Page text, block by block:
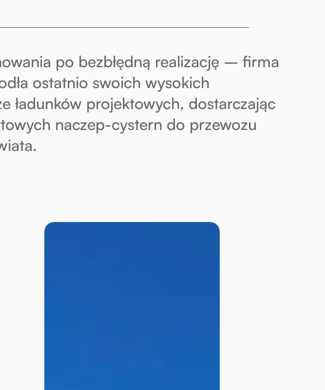
po bezbłędną realizację – firma
ostatnio swoich wysokich
ładunków projektowych, dostarczając
naczep-cystern do przewozu